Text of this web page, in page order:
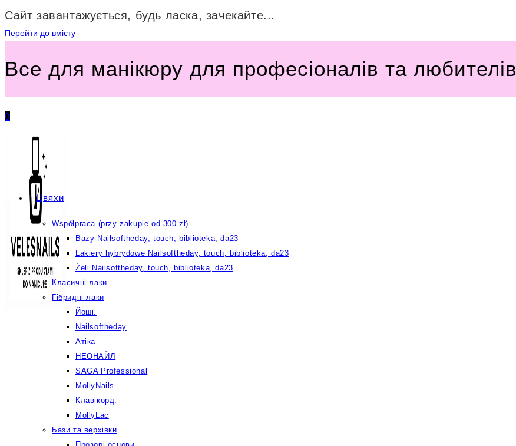
Сайт завантажується, будь ласка, зачекайте...
Перейти до вмісту
Все для манікюру для професіоналів та любителів
0
Цвяхи
Współpraca (przy zakupie od 300 zł)
Bazy Nailsoftheday, touch, biblioteka, da23
Lakiery hybrydowe Nailsoftheday, touch, biblioteka, da23
Żeli Nailsoftheday, touch, biblioteka, da23
Класичні лаки
Гібридні лаки
Йоші.
Nailsoftheday
Атіка
НЕОНАЙЛ
SAGA Professional
MollyNails
Клавікорд.
MollyLac
Бази та верхівки